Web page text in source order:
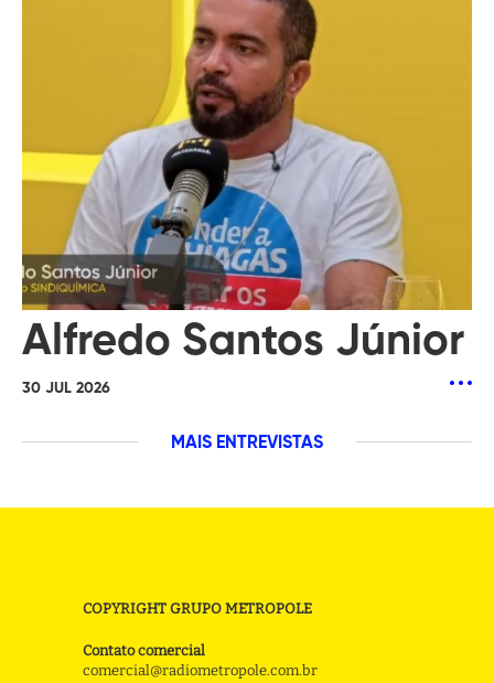
Alfredo Santos Júnior
30 JUL 2026
MAIS ENTREVISTAS
COPYRIGHT GRUPO METROPOLE
Contato comercial
comercial@radiometropole.com.br